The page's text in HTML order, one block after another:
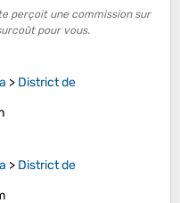
perçoit une commission sur
pour vous.
> District de
> District de